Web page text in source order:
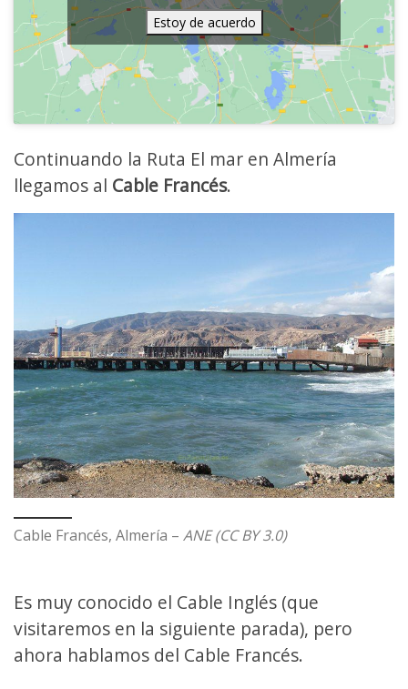
Estoy de acuerdo
Continuando la Ruta El mar en Almería
llegamos al Cable Francés.
Cable Francés, Almería – ANE (CC BY 3.0)
Es muy conocido el Cable Inglés (que
visitaremos en la siguiente parada), pero
ahora hablamos del Cable Francés.